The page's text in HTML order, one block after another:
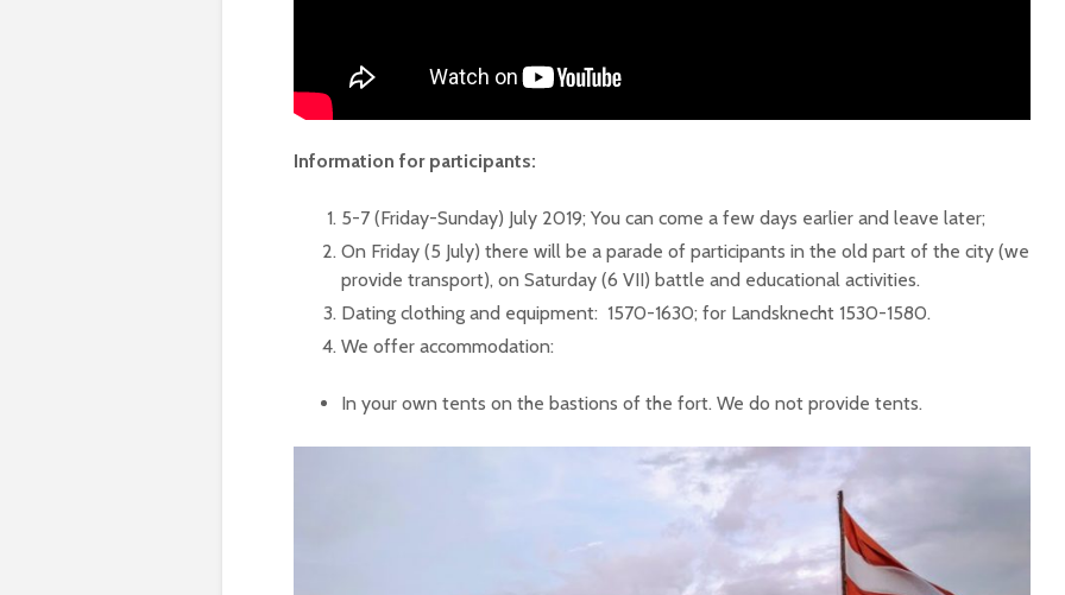
Information for participants:
5-7 (Friday-Sunday) July 2019; You can come a few days earlier and leave later;
On Friday (5 July) there will be a parade of participants in the old part of the city (we
provide transport), on Saturday (6 VII) battle and educational activities.
Dating clothing and equipment: 1570-1630; for Landsknecht 1530-1580.
We offer accommodation:
In your own tents on the bastions of the fort. We do not provide tents.